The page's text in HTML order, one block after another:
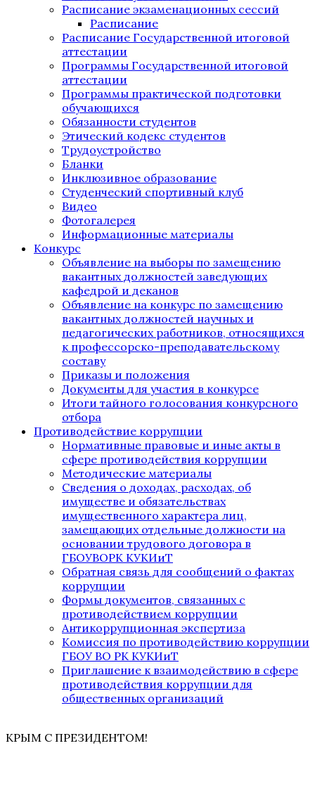
Расписание экзаменационных сессий
Расписание
Расписание Государственной итоговой
аттестации
Программы Государственной итоговой
аттестации
Программы практической подготовки
обучающихся
Обязанности студентов
Этический кодекс студентов
Трудоустройство
Бланки
Инклюзивное образование
Студенческий спортивный клуб
Видео
Фотогалерея
Информационные материалы
Конкурс
Объявление на выборы по замещению
вакантных должностей заведующих
кафедрой и деканов
Объявление на конкурс по замещению
вакантных должностей научных и
педагогических работников, относящихся
к профессорско-преподавательскому
составу
Приказы и положения
Документы для участия в конкурсе
Итоги тайного голосования конкурсного
отбора
Противодействие коррупции
Нормативные правовые и иные акты в
сфере противодействия коррупции
Методические материалы
Сведения о доходах, расходах, об
имуществе и обязательствах
имущественного характера лиц,
замещающих отдельные должности на
основании трудового договора в
ГБОУВОРК КУКИиТ
Обратная связь для сообщений о фактах
коррупции
Формы документов, связанных с
противодействием коррупции
Антикоррупционная экспертиза
Комиссия по противодействию коррупции
ГБОУ ВО РК КУКИиТ
Приглашение к взаимодействию в сфере
противодействия коррупции для
общественных организаций
КРЫМ С ПРЕЗИДЕНТОМ!